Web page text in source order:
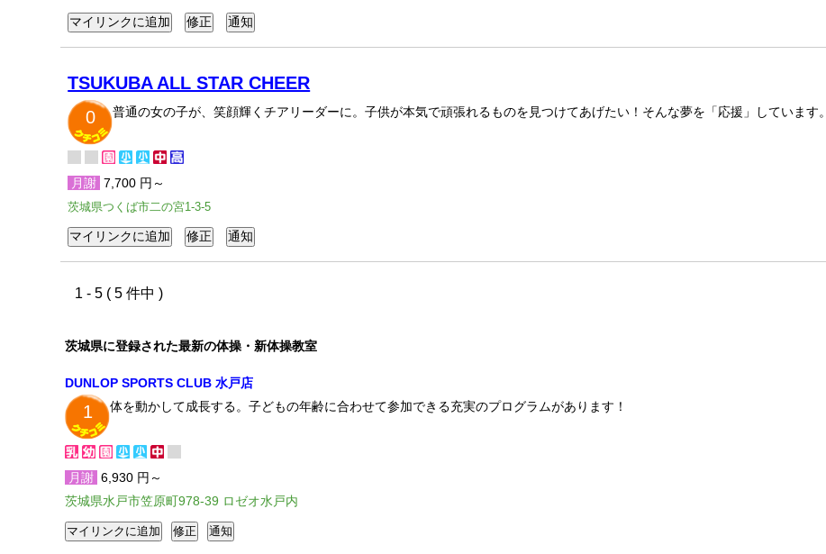
TSUKUBA ALL STAR CHEER
0
普通の女の子が、笑顔輝くチアリーダーに。子供が本気で頑張れるものを見つけてあげたい！そんな夢を「応援」しています。
月謝 7,700 円～
茨城県つくば市二の宮1-3-5
1 - 5 ( 5 件中 )
茨城県に登録された最新の体操・新体操教室
DUNLOP SPORTS CLUB 水戸店
1 体を動かして成長する。子どもの年齢に合わせて参加できる充実のプログラムがあります！
月謝 6,930 円～
茨城県水戸市笠原町978-39 ロゼオ水戸内